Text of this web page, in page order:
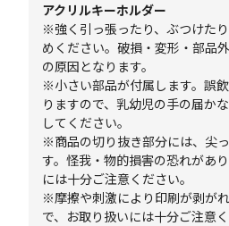
アクリルキーホルダー
※強く引っ張ったり、ぶつけた
めください。破損・変形・部品
の原因となります。
※小さい部品が付属します。誤
りますので、乳幼児の手の届か
してください。
※商品の切り抜き部分には、尖
す。怪我・物的損害の恐れがあ
には十分ご注意ください。
※摩擦や刺激により印刷が剥が
で、お取り扱いには十分ご注意く